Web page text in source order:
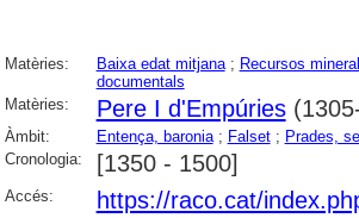
Matèries: Baixa edat mitjana; Recursos
documentals
Matèries:
Pere I d'Empúries
Àmbit: Entença, baronia; Falset; Prades,
Cronologia:
[1350 - 1500]
Accés: https://raco.cat/